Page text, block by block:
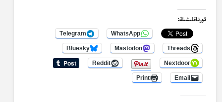
ئورتاقلىشىڭ:
WhatsApp
Telegram
Threads
Mastodon
Bluesky
Nextdoor
Reddit
Email
Print